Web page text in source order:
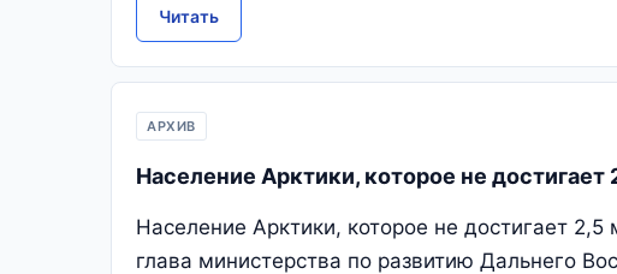
Читать
АРХИВ
Население Арктики, которое не достигает
Население Арктики, которое не достигает
глава министерства по развитию Дальнего